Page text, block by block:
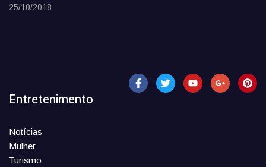
25/10/2018
Entretenimento
Notícias
Mulher
Turismo